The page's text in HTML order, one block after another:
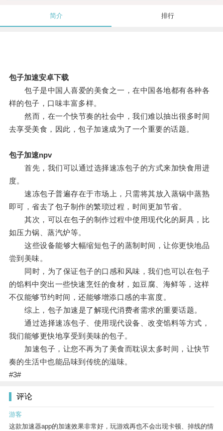
简介 排行
包子加速安卓下载
包子是中国人喜爱的美食之一，在中国各地都有各种各
样的包子，口味丰富多样。
然而，在一个快节奏的社会中，我们难以抽出很多时间
去享受美食，因此，包子加速成为了一个重要的话题。
包子加速npv
首先，我们可以通过选择速冻包子的方式来加快食用进
度。
速冻包子普遍存在于市场上，只需将其放入蒸锅中蒸熟
即可，省去了包子制作的繁琐过程，时间更加节省。
其次，可以在包子的制作过程中使用现代化的厨具，比
如压力锅、蒸汽炉等。
这些设备能够大幅缩短包子的蒸制时间，让你更快地品
尝到美味。
同时，为了保证包子的口感和风味，我们也可以在包子
的馅料中突出一些快速烹饪的食材，如豆腐、海鲜等，这样
不仅能够节约时间，还能够增添口感的丰富度。
综上，包子加速是了解现代消费者需求的重要话题。
通过选择速冻包子、使用现代设备、改变馅料等方式，
我们能够更快地享受到美味的包子。
加速包子，让您不再为了美食而耽误太多时间，让快节
奏的生活中也能品味到传统的滋味。
#3#
评论
游客
这款加速器app的加速效果非常好，玩游戏再也不会出现卡顿、掉线的情